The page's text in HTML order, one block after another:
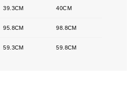
39.3CM 40CM
95.8CM 98.8CM
59.3CM 59.8CM